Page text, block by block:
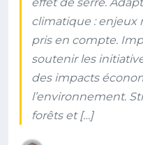
climatique :
pris en compte.
soutenir les
des impacts
l’environnement.
forêts et […]